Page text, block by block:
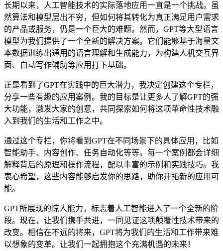
长期以来，人工智能技术的实际落地应用一直是一个挑战。虽
然算法和模型层出不穷，但如何将其转化为真正满足用户需求
的产品或服务，仍是一个巨大的难题。然而，GPT等大型语言
模型为我们提供了一个全新的解决方案。它们能够基于海量文
本数据训练出通用的语言理解和生成能力，为构建人机交互界
面、自动写作辅助等应用打下基础。
正是看到了GPT在实践中的巨大潜力，我决定创建这个专栏，
分享一些有趣的应用案例。我的目标是让更多人了解GPT的强
大功能，激发大家的创意，共同探索如何将这项革命性技术融
入到我们的生活和工作之中。
通过这个专栏，你将看到GPT在不同场景下的具体应用，比如
智能助手、内容创作、任务自动化等等。每一个案例都会详细
解释背后的原理和操作流程，配以丰富的示例和实践技巧。我
衷心希望，这些内容能够启发你的思路，助你开拓新的应用可
能。
GPT所展现的惊人能力，标志着人工智能进入了一个全新的阶
段。现在，让我们携手共进，一同见证这项颠覆性技术带来的
改变。相信在不远的将来，GPT将为我们的生活和工作带来难
以想象的变革。让我们一起拥抱这个充满机遇的未来！